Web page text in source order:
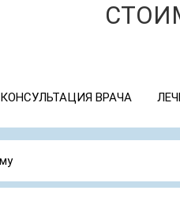
КОНСУЛЬТАЦИЯ ВРАЧА